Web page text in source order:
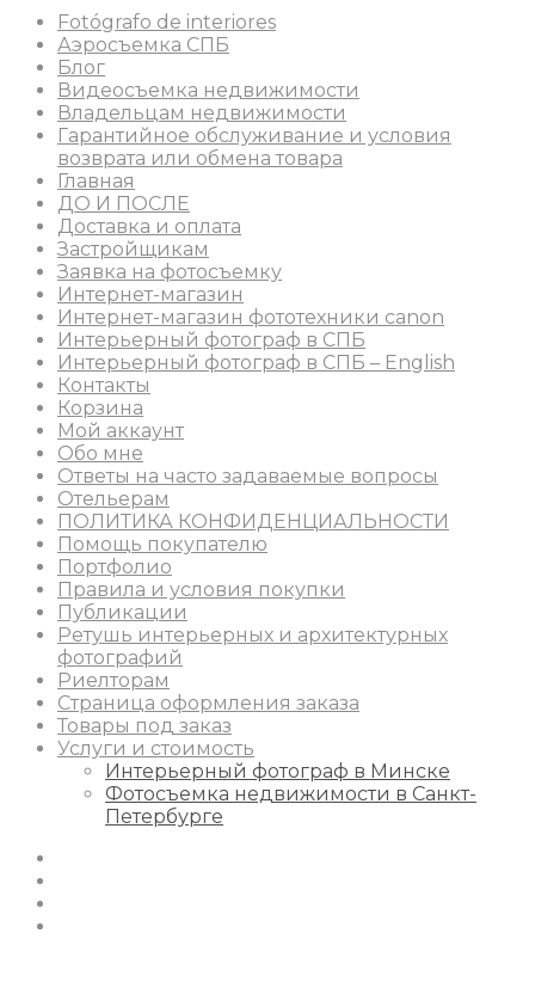
Fotógrafo de interiores
Аэросъемка СПБ
Блог
Видеосъемка недвижимости
Владельцам недвижимости
Гарантийное обслуживание и условия
возврата или обмена товара
Главная
ДО И ПОСЛЕ
Доставка и оплата
Застройщикам
Заявка на фотосъемку
Интернет-магазин
Интернет-магазин фототехники canon
Интерьерный фотограф в СПБ
Интерьерный фотограф в СПБ – English
Контакты
Корзина
Мой аккаунт
Обо мне
Ответы на часто задаваемые вопросы
Отельерам
ПОЛИТИКА КОНФИДЕНЦИАЛЬНОСТИ
Помощь покупателю
Портфолио
Правила и условия покупки
Публикации
Ретушь интерьерных и архитектурных
фотографий
Риелторам
Страница оформления заказа
Товары под заказ
Услуги и стоимость
Интерьерный фотограф в Минске
Фотосъемка недвижимости в Санкт-
Петербурге